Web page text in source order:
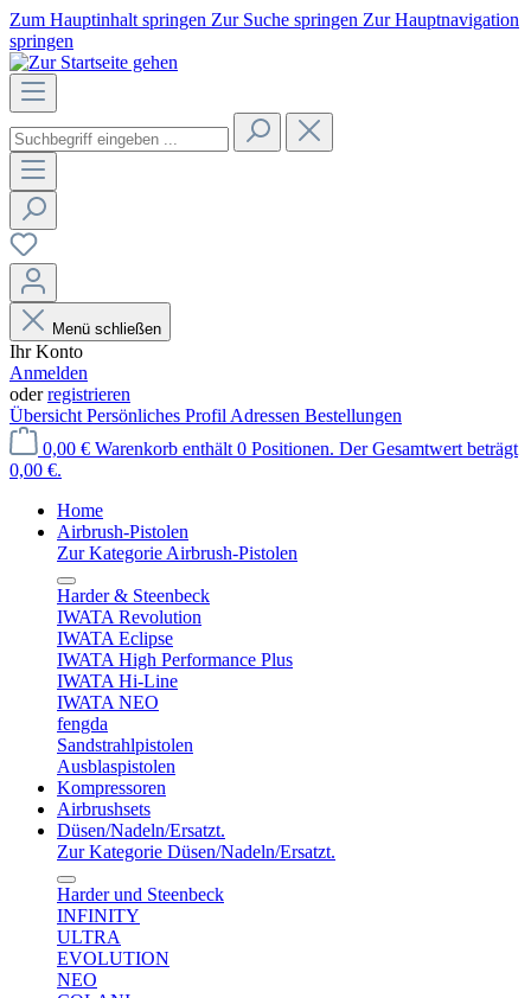
Zum Hauptinhalt springen Zur Suche springen Zur Hauptnavigation
springen
Menü schließen
Ihr Konto
Anmelden
oderregistrieren
Übersicht Persönliches Profil Adressen Bestellungen
0,00 € Warenkorb enthält 0 Positionen. Der Gesamtwert beträgt
0,00 €.
Home
Airbrush-Pistolen
Zur Kategorie Airbrush-Pistolen
Harder & Steenbeck
IWATA Revolution
IWATA Eclipse
IWATA High Performance Plus
IWATA Hi-Line
IWATA NEO
fengda
Sandstrahlpistolen
Ausblaspistolen
Kompressoren
Airbrushsets
Düsen/Nadeln/Ersatzt.
Zur Kategorie Düsen/Nadeln/Ersatzt.
Harder und Steenbeck
INFINITY
ULTRA
EVOLUTION
NEO